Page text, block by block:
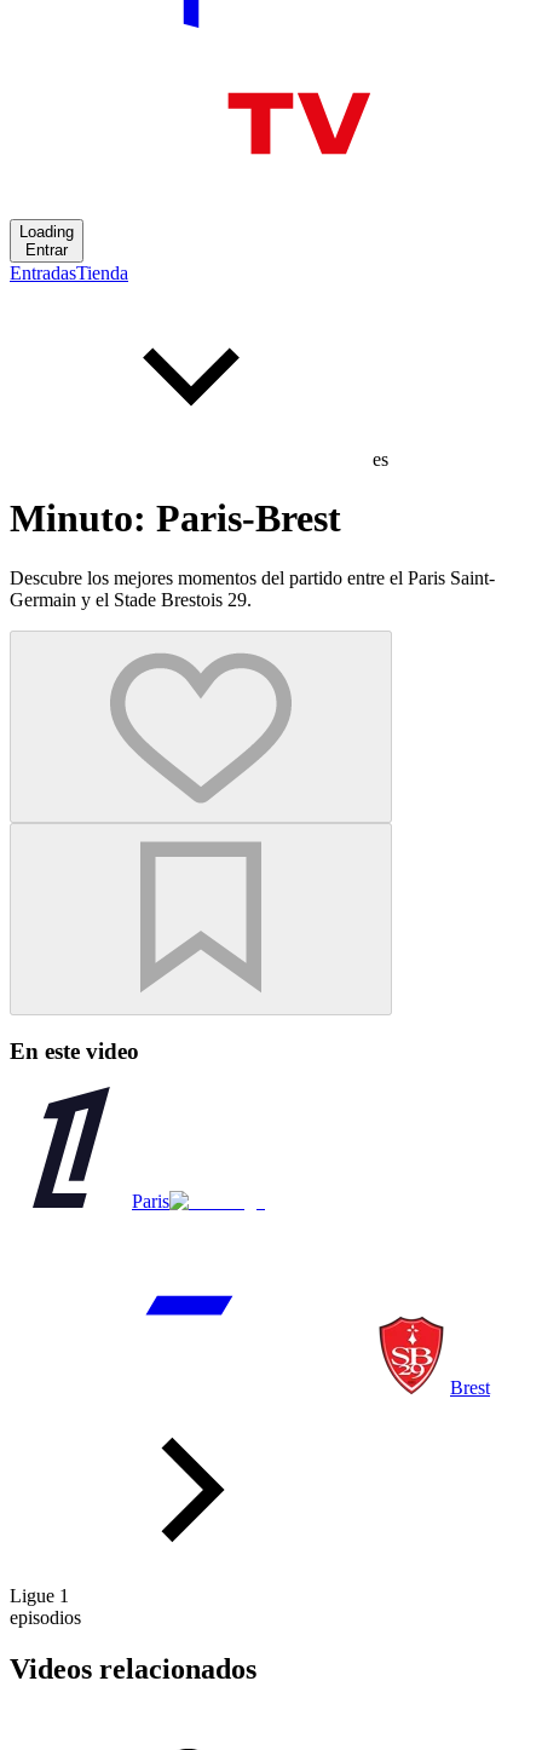
Loading
Entrar
EntradasTienda
es
Minuto: Paris-Brest
Descubre los mejores momentos del partido entre el Paris Saint-
Germain y el Stade Brestois 29.
En este video
Paris
Brest
Ligue 1
episodios
Videos relacionados